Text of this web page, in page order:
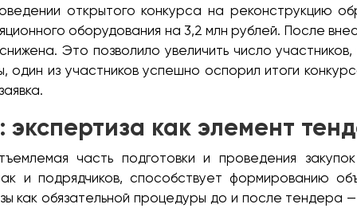
открытого конкурса на реконструкцию
оборудования на 3,2 млн рублей. После
Это позволило увеличить число
один из участников успешно оспорил итоги
экспертиза как элемент
часть подготовки и проведения
и подрядчиков, способствует формированию
как обязательной процедуры до и после тендера